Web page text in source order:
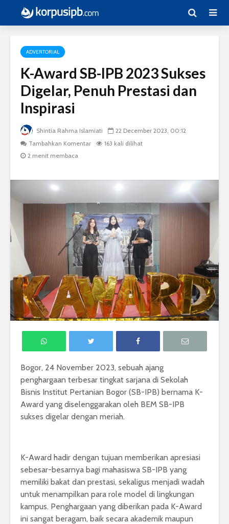
ADVERTORIAL
K-Award SB-IPB 2023 Sukses
Digelar, Penuh Prestasi dan
Inspirasi
Shintia Rahma Islamiati
22 December 2023, 00:12
Tambahkan Komentar
163 kali dilihat
2 menit membaca
Bogor, 24 November 2023, sebuah ajang
penghargaan terbesar tingkat sarjana di Sekolah
Bisnis Institut Pertanian Bogor (SB-IPB) bernama K-
Award yang diselenggarakan oleh BEM SB-IPB
sukses digelar dengan meriah.
K-Award hadir dengan tujuan memberikan apresiasi
sebesar-besarnya bagi mahasiswa SB-IPB yang
memiliki bakat dan prestasi, sekaligus menjadi wadah
untuk menampilkan para role model di lingkungan
kampus. Penghargaan yang diberikan pada K-Award
ini sangat beragam, baik secara akademik maupun